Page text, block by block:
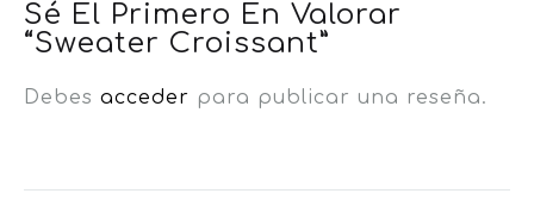
Sé El Primero En Valorar
“Sweater Croissant”
Debes acceder para publicar una reseña.